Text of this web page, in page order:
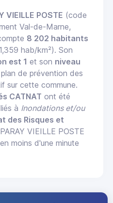
VIEILLE POSTE (code
Val-de-Marne,
8 202 habitants
hab/km²). Son
est 1 et son niveau
plan de prévention des
sur cette commune.
CATNAT ont été
à Inondations et/ou
des Risques et
VIEILLE POSTE
moins d'une minute